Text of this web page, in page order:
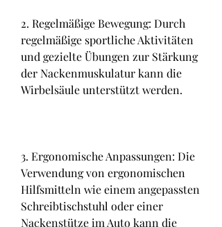
2. Regelmäßige Bewegung: Durch
regelmäßige sportliche Aktivitäten
und gezielte Übungen zur Stärkung
der Nackenmuskulatur kann die
Wirbelsäule unterstützt werden.
3. Ergonomische Anpassungen: Die
Verwendung von ergonomischen
Hilfsmitteln wie einem angepassten
Schreibtischstuhl oder einer
Nackenstütze im Auto kann die